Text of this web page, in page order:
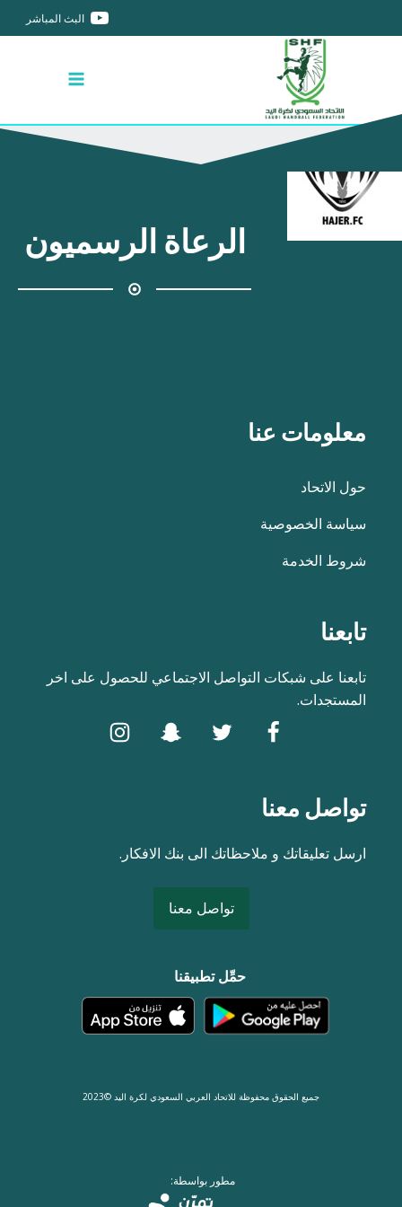
البث المباشر
الرعاة الرسميون
معلومات عنا
حول الاتحاد
سياسة الخصوصية
شروط الخدمة
تابعنا
تابعنا على شبكات التواصل الاجتماعي للحصول على اخر
المستجدات.
تواصل معنا
ارسل تعليقاتك و ملاحظاتك الى بنك الافكار.
تواصل معنا
حمِّل تطبيقنا
جميع الحقوق محفوظة للاتحاد العربي السعودي لكرة اليد ©2023
مطور بواسطة: